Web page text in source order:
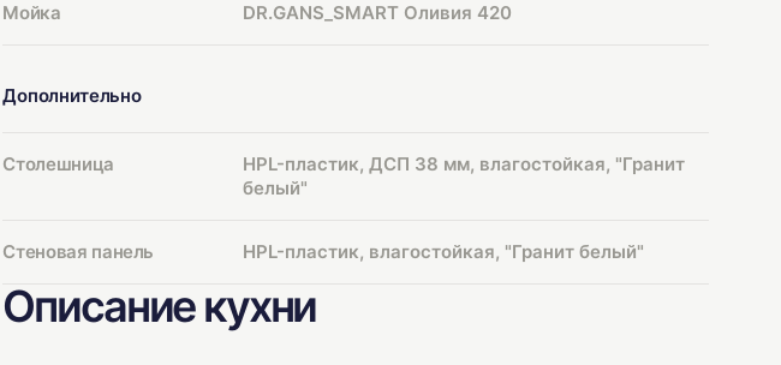
Мойка DR.GANS_SMART Оливия 420
Дополнительно
Столешница
HPL-пластик, ДСП 38 мм, влагостойкая, "Гранит
белый"
Стеновая панель HPL-пластик, влагостойкая, "Гранит белый"
Описание кухни